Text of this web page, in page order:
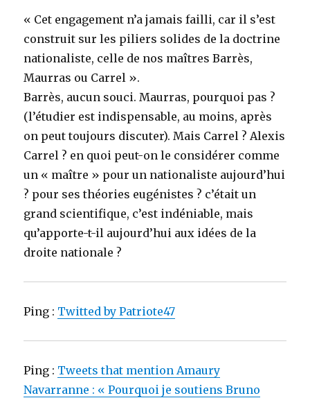
« Cet engagement n’a jamais failli, car il s’est
construit sur les piliers solides de la doctrine
nationaliste, celle de nos maîtres Barrès,
Maurras ou Carrel ».
Barrès, aucun souci. Maurras, pourquoi pas ?
(l’étudier est indispensable, au moins, après
on peut toujours discuter). Mais Carrel ? Alexis
Carrel ? en quoi peut-on le considérer comme
un « maître » pour un nationaliste aujourd’hui
? pour ses théories eugénistes ? c’était un
grand scientifique, c’est indéniable, mais
qu’apporte-t-il aujourd’hui aux idées de la
droite nationale ?
Ping : Twitted by Patriote47
Ping : Tweets that mention Amaury
Navarranne : « Pourquoi je soutiens Bruno